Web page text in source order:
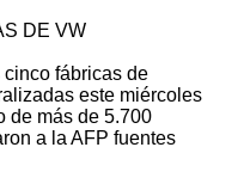
DE VW
cinco fábricas de
este miércoles
de más de 5.700
a la AFP fuentes